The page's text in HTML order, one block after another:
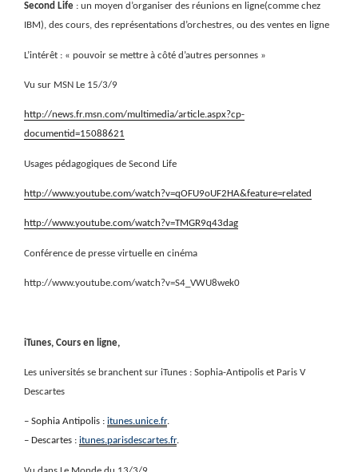
Second Life : un moyen d’organiser des réunions en ligne(comme chez
IBM), des cours, des représentations d’orchestres, ou des ventes en ligne
L’intérêt : « pouvoir se mettre à côté d’autres personnes »
Vu sur MSN Le 15/3/9
http://news.fr.msn.com/multimedia/article.aspx?cp-
documentid=15088621
Usages pédagogiques de Second Life
http://www.youtube.com/watch?v=qOFU9oUF2HA&feature=related
http://www.youtube.com/watch?v=TMGR9q43dag
Conférence de presse virtuelle en cinéma
http://www.youtube.com/watch?v=S4_VWU8wek0
iTunes, Cours en ligne,
Les universités se branchent sur iTunes : Sophia-Antipolis et Paris V
Descartes
– Sophia Antipolis : itunes.unice.fr.
– Descartes : itunes.parisdescartes.fr.